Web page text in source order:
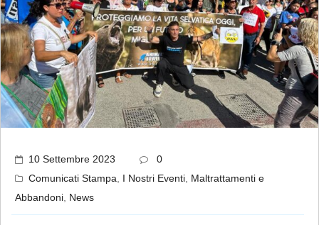
10 Settembre 2023
0
Comunicati Stampa
I Nostri Eventi Maltrattamenti e
Abbandoni News